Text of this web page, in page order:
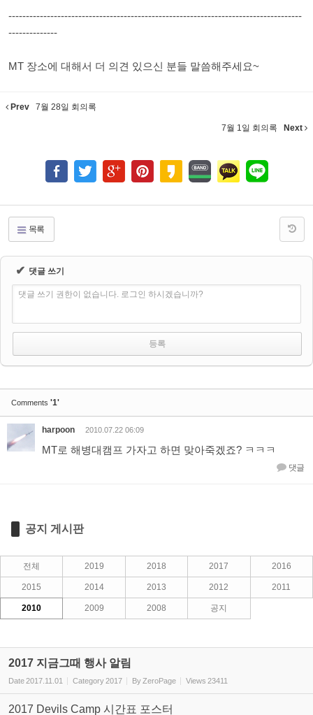
------------------------------------------------------------------------------------
--------------
MT 장소에 대해서 더 의견 있으신 분들 말씀해주세요~
Prev 7월 28일 회의록
7월 1일 회의록 Next
목록
✔ 댓글 쓰기
댓글 쓰기 권한이 없습니다. 로그인 하시겠습니까?
Comments '1'
harpoon 2010.07.22 06:09
MT로 해병대캠프 가자고 하면 맞아죽겠죠? ㅋㅋㅋ
댓글
공지 게시판
전체 2019 2018 2017 2016
2015 2014 2013 2012 2011
2010 2009 2008 공지
2017 지금그때 행사 알림
Date2017.11.01 Category2017 By ZeroPage Views 23411
2017 Devils Camp 시간표 포스터